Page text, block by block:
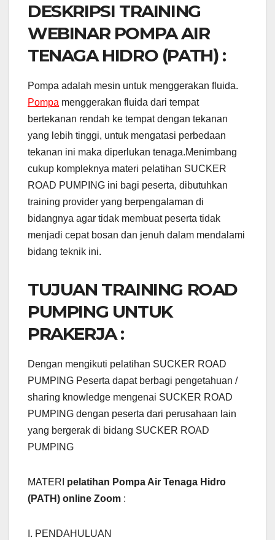
DESKRIPSI TRAINING
WEBINAR POMPA AIR
TENAGA HIDRO (PATH) :
Pompa adalah mesin untuk menggerakan fluida.
Pompa menggerakan fluida dari tempat
bertekanan rendah ke tempat dengan tekanan
yang lebih tinggi, untuk mengatasi perbedaan
tekanan ini maka diperlukan tenaga.Menimbang
cukup kompleknya materi pelatihan SUCKER
ROAD PUMPING ini bagi peserta, dibutuhkan
training provider yang berpengalaman di
bidangnya agar tidak membuat peserta tidak
menjadi cepat bosan dan jenuh dalam mendalami
bidang teknik ini.
TUJUAN TRAINING ROAD
PUMPING UNTUK
PRAKERJA :
Dengan mengikuti pelatihan SUCKER ROAD
PUMPING Peserta dapat berbagi pengetahuan /
sharing knowledge mengenai SUCKER ROAD
PUMPING dengan peserta dari perusahaan lain
yang bergerak di bidang SUCKER ROAD
PUMPING
MATERI pelatihan Pompa Air Tenaga Hidro
(PATH) online Zoom :
I. PENDAHULUAN